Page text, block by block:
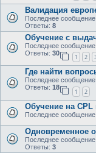
Валидация
Последнее сообщение
Ответы: 8
Обучение c
Последнее сообщение
Ответы: 30
1 2
Где найти
Последнее сообщение
Ответы: 18
1 2
Обучение на CPL
Последнее сообщение
Одновременное
Последнее сообщение
Ответы: 3